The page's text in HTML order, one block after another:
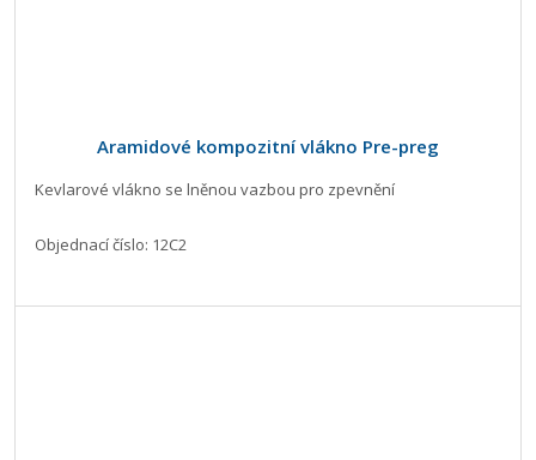
Aramidové kompozitní vlákno Pre-preg
Kevlarové vlákno se lněnou vazbou pro zpevnění
Objednací číslo: 12C2